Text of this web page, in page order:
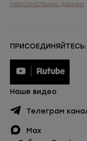
персональных данных
ПРИСОЕДИНЯЙТЕСЬ:
Наше видео
Телеграм
Max